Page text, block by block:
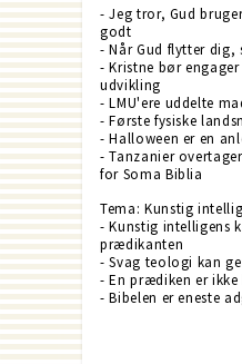
- Jeg tror, Gud
godt
- Når Gud flytter dig,
- Kristne bør
udvikling
- LMU'ere uddelte
- Første fysiske
- Halloween er en
- Tanzanier
for Soma Biblia
Tema: Kunstig
- Kunstig intelligens
prædikanten
- Svag teologi kan
- En prædiken er
- Bibelen er eneste